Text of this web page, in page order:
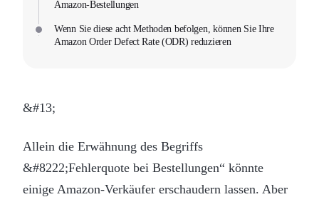
Amazon-Bestellungen
Wenn Sie diese acht Methoden befolgen, können Sie Ihre
Amazon Order Defect Rate (ODR) reduzieren
&#13;
Allein die Erwähnung des Begriffs
&#8222;Fehlerquote bei Bestellungen“ könnte
einige Amazon-Verkäufer erschaudern lassen. Aber